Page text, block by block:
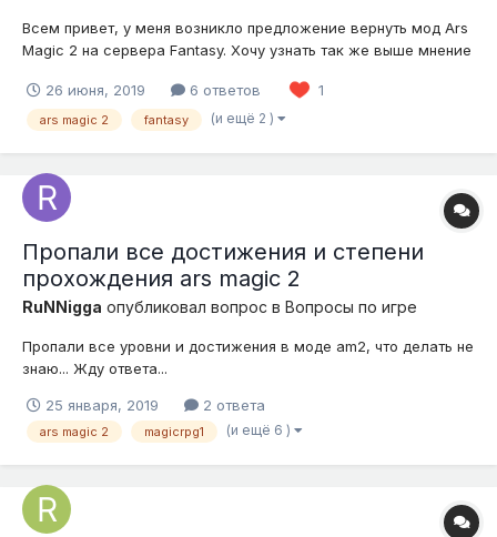
Всем привет, у меня возникло предложение вернуть мод Ars
Magic 2 на сервера Fantasy. Хочу узнать так же выше мнение
вот я хочу на Fantasy. Как было пару вайпов назад, Ars Magic
2 как часть Fantasy!
26 июня, 2019 6 ответов 1
ars magic 2 fantasy (и ещё 2 )
Пропали все достижения и степени
прохождения ars magic 2
RuNNigga опубликовал вопрос в Вопросы по игре
Пропали все уровни и достижения в моде am2, что делать не
знаю... Жду ответа...
25 января, 2019 2 ответа
ars magic 2 magicrpg1 (и ещё 6 )